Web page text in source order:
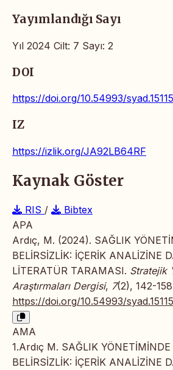
Yayımlandığı Sayı
Yıl 2024 Cilt: 7 Sayı: 2
DOI
https://doi.org/10.54993/
IZ
https://izlik.org/JA92LB64RF
Kaynak Göster
RIS /
Bibtex
APA
Ardıç, M. (2024). SAĞLIK
BELİRSİZLİK: İÇERİK ANALİZİNE
LİTERATÜR TARAMASI. Stratejik
Araştırmaları Dergisi, 7(2), 142-
https://doi.org/10.54993/
AMA
1.Ardıç M. SAĞLIK YÖNETİMİNDE
BELİRSİZLİK: İÇERİK ANALİZİNE